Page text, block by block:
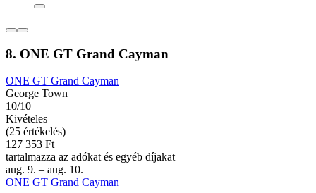
8. ONE GT Grand Cayman
ONE GT Grand Cayman
George Town
10/10
Kivételes
(25 értékelés)
127 353 Ft
tartalmazza az adókat és egyéb díjakat
aug. 9. – aug. 10.
ONE GT Grand Cayman